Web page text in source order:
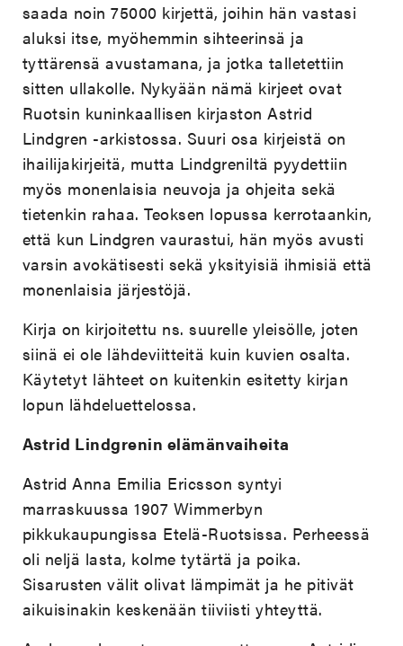
saada noin 75000 kirjettä, joihin hän vastasi
aluksi itse, myöhemmin sihteerinsä ja
tyttärensä avustamana, ja jotka talletettiin
sitten ullakolle. Nykyään nämä kirjeet ovat
Ruotsin kuninkaallisen kirjaston Astrid
Lindgren -arkistossa. Suuri osa kirjeistä on
ihailijakirjeitä, mutta Lindgreniltä pyydettiin
myös monenlaisia neuvoja ja ohjeita sekä
tietenkin rahaa. Teoksen lopussa kerrotaankin,
että kun Lindgren vaurastui, hän myös avusti
varsin avokätisesti sekä yksityisiä ihmisiä että
monenlaisia järjestöjä.
Kirja on kirjoitettu ns. suurelle yleisölle, joten
siinä ei ole lähdeviitteitä kuin kuvien osalta.
Käytetyt lähteet on kuitenkin esitetty kirjan
lopun lähdeluettelossa.
Astrid Lindgrenin elämänvaiheita
Astrid Anna Emilia Ericsson syntyi
marraskuussa 1907 Wimmerbyn
pikkukaupungissa Etelä-Ruotsissa. Perheessä
oli neljä lasta, kolme tytärtä ja poika.
Sisarusten välit olivat lämpimät ja he pitivät
aikuisinakin keskenään ­­tiiviisti yhteyttä.